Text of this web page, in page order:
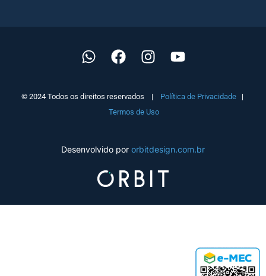
© 2024 Todos os direitos reservados | Política de Privacidade|
Termos de Uso
Desenvolvido por orbitdesign.com.br